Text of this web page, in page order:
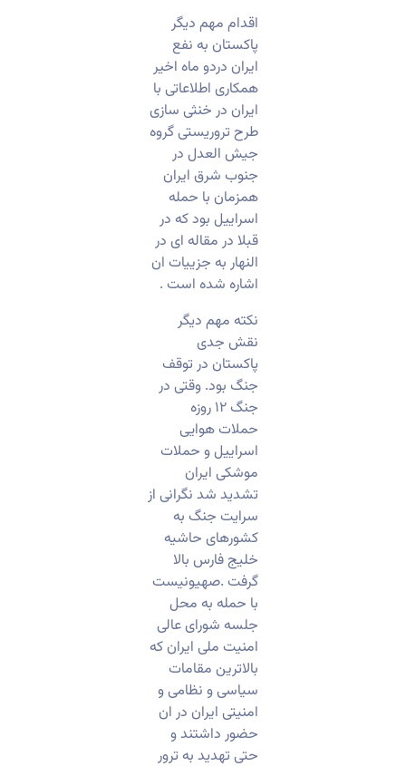
اقدام مهم دیگر
پاکستان به نفع
ایران دردو ماه اخیر
همکاری اطلاعاتی با
ایران در خنثی سازی
طرح تروریستی گروه
جیش العدل در
جنوب شرق ایران
همزمان با حمله
اسراییل بود که در
قبلا در مقاله ای در
النهار به جزییات ان
اشاره شده است .
نکته مهم دیگر
نقش جدی
پاکستان در توقف
جنگ بود. وقتی در
جنگ ۱۲ روزه
حملات هوایی
اسراییل و حملات
موشکی ایران
تشدید شد نگرانی از
سرایت جنگ به
کشورهای حاشیه
خلیج فارس بالا
گرفت .صهیونیست
با حمله به محل
جلسه شورای عالی
امنیت ملی ایران که
بالاترین مقامات
سیاسی و نظامی و
امنیتی ایران در ان
حضور داشتند و
حتی تهدید به ترور